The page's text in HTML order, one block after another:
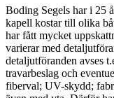
Boding Segels har i 25
kapell kostar till olika
har fått mycket
varierar med
detaljutföranden avses
travarbeslag och
fiberval; UV-skydd;